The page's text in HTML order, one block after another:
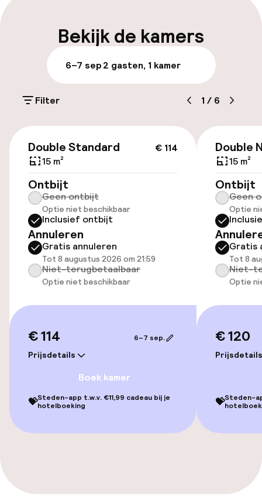
Parkeren & mobiliteit
Parkeergelegenheid op eigen terrein
(buiten)
Openbaar parkeren
Toegankelijkheid
Overal rolstoeltoegankelijk
Lift
Zwemmen & wellness
Fitnessruimte / gym
Entertainment
Betaalde wifi
Bekijk de kamers
6–7 sep2 gasten, 1 kamer
Filter 1 / 6
€ 114
Double Standard
15 m²
Ontbijt
Geen ontbijt
Optie niet beschikbaar
Inclusief ontbijt
Annuleren
Gratis annuleren
Tot 8 augustus 2026 om 21:59
Niet-terugbetaalbaar
Optie niet beschikbaar
€ 114
Prijsdetails
6–7 sep.
Boek kamer
💝Steden-app t.w.v. €11,99 cadeau bij je
hotelboeking
Double
15 m²
Ontbijt
Geen
Optie
Gratis
Tot 8
Niet-
Optie
€ 120
Prijsdetails
💝Steden-